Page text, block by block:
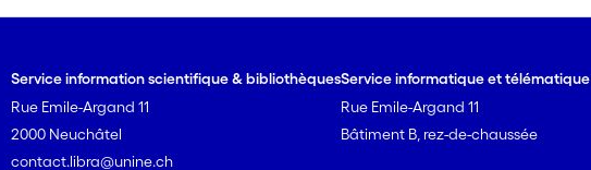
Service information scientifique & bibliothèques
Rue Emile-Argand 11
2000 Neuchâtel
contact.libra@unine.ch
Service informatique et télématique
Rue Emile-Argand 11
Bâtiment B, rez-de-chaussée